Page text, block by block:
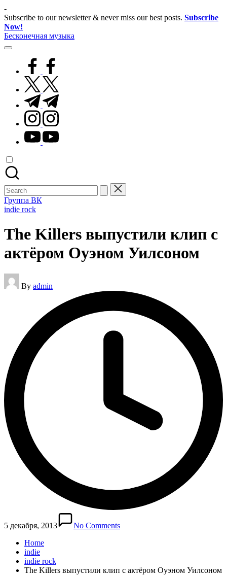
Skip
to
content
-
Subscribe to our newsletter & never miss our best posts. Subscribe
Now!
Бесконечная музыка
facebook.com
twitter.com
t.me
instagram.com
youtube.com
Search
for:
Группа ВК
Posted
indie rock
The Killers выпустили клип с
актёром Оуэном Уилсоном
Posted
by
By admin
5 декабря, 2013
No Comments
Home
indie
indie rock
The Killers выпустили клип с актёром Оуэном Уилсоном